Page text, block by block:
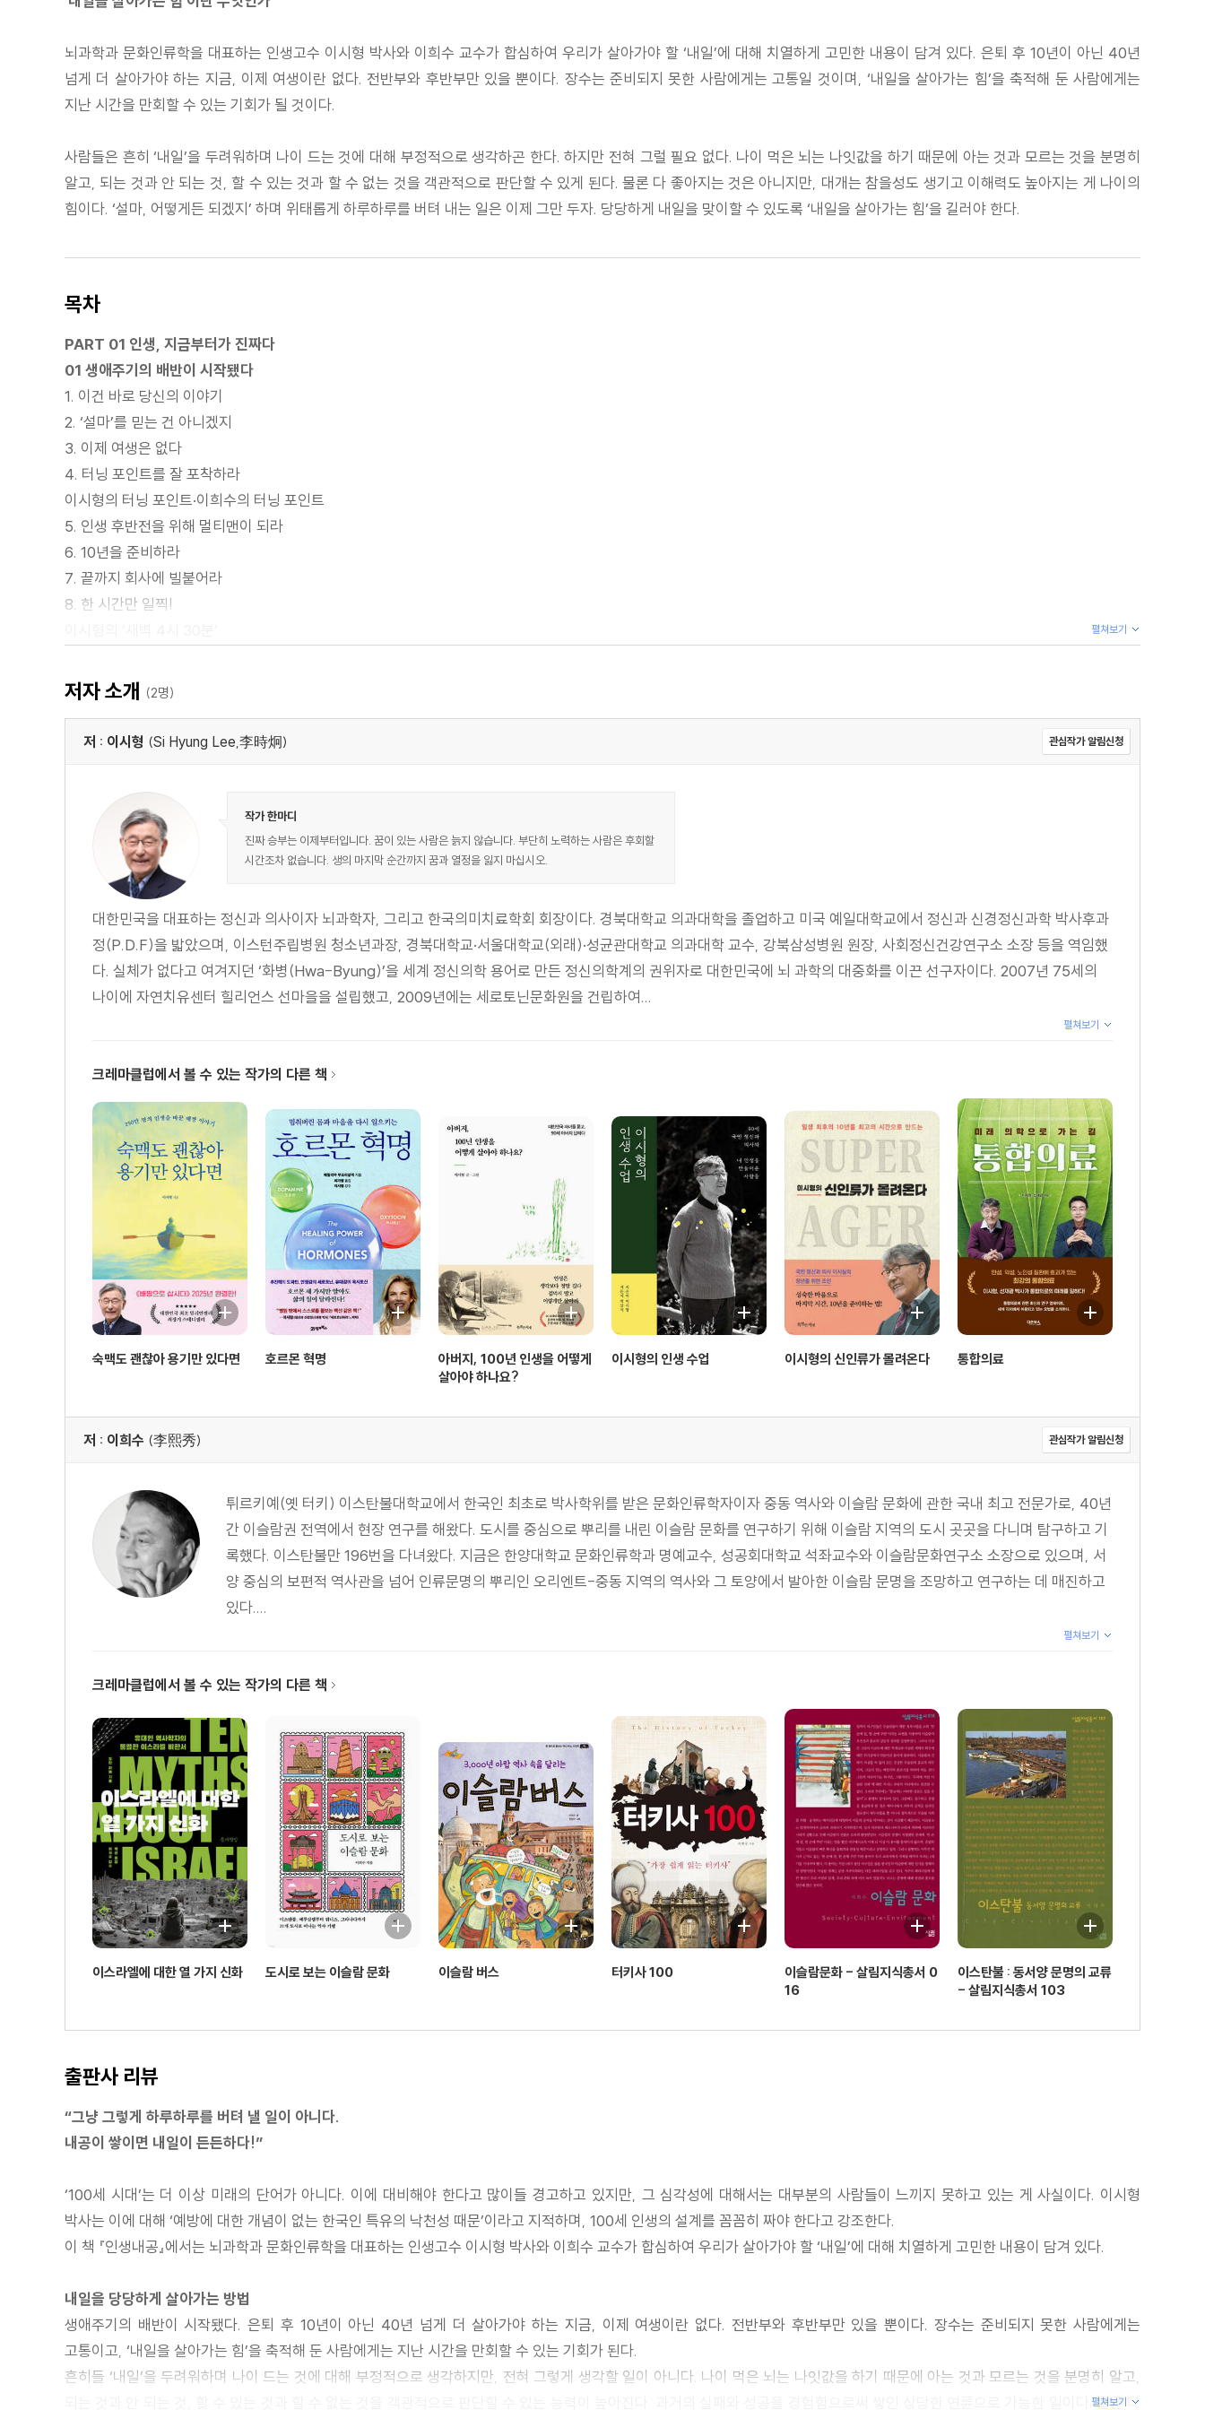
뇌과학과 문화인류학을 대표하는 인생고수 이시형 박사와 이희수 교수가 합심하여 우리가 살아가야 할 ‘내일’에 대해 치열하게 고민한 내용이 담겨 있다. 은퇴 후 10년이 아닌 40년
넘게 더 살아가야 하는 지금, 이제 여생이란 없다. 전반부와 후반부만 있을 뿐이다. 장수는 준비되지 못한 사람에게는 고통일 것이며, ‘내일을 살아가는 힘’을 축적해 둔 사람에게는
지난 시간을 만회할 수 있는 기회가 될 것이다.
사람들은 흔히 ‘내일’을 두려워하며 나이 드는 것에 대해 부정적으로 생각하곤 한다. 하지만 전혀 그럴 필요 없다. 나이 먹은 뇌는 나잇값을 하기 때문에 아는 것과 모르는 것을 분명히
알고, 되는 것과 안 되는 것, 할 수 있는 것과 할 수 없는 것을 객관적으로 판단할 수 있게 된다. 물론 다 좋아지는 것은 아니지만, 대개는 참을성도 생기고 이해력도 높아지는 게 나이의
힘이다. ‘설마, 어떻게든 되겠지’ 하며 위태롭게 하루하루를 버텨 내는 일은 이제 그만 두자. 당당하게 내일을 맞이할 수 있도록 ‘내일을 살아가는 힘’을 길러야 한다.
목차
PART 01 인생, 지금부터가 진짜다
01 생애주기의 배반이 시작됐다
1. 이건 바로 당신의 이야기
2. ‘설마’를 믿는 건 아니겠지
3. 이제 여생은 없다
4. 터닝 포인트를 잘 포착하라
이시형의 터닝 포인트·이희수의 터닝 포인트
5. 인생 후반전을 위해 멀티맨이 되라
6. 10년을 준비하라
7. 끝까지 회사에 빌붙어라
8. 한 시간만 일찍!
1. 새롭게 부상하는 YO세대
3. 나이가 들수록 더 강해진다니
6. 실속 없는 체면은 이제 그만
7. 마음의 눈(心眼)을 떠라
8. 모라토리엄 세대를 다시 본다
03 착륙이 아니라 이륙이다
1. 행복은 지금 이 순간에 있다
2. 은퇴파티에 초대합니다
3. 내 삶에 대한 예의
4. 인생을 다시 시작하기에 늦은 때는 없다
7. 있는 그대로 당당히 맞서라
8. 여한이 있어야 가슴이 뛴다
이시형의 버킷리스트·이희수의 버킷리스트
04 평생 나를 지키는 인생공식
1. 그 나이가 되기 전에는 알 수 없는 것들
2. 지금 이 순간은 단 한 번뿐
3. 늙은 피를 수혈하라
4. 가슴이 뛰고 있는 한 나이는 없다
5. 봄바람에 흔들려도 좋은 나이다
6. 답은 하나가 아니다
7. 끝이 좋으면 다 좋다
PART 02 내일을 살아가는 힘, 세로토닌적 삶
2. 힘들 때도 있는 게 인생이다
4. 우리는 행복해질 수 없는 운명인가?
02 세로토닌적 삶이 해답이다
1. 마음의 3원색(三原色)
2. 인간의 본성과 세로토닌
3. 이스터 섬의 경고
4. 엔도르핀과 세로토닌의 정반합, 5천 년 세계사
7. 자본주의의 꽃, 미국의 선택
8. 자연과 함께 산다
9. 현대적 선비정신의 부활
세로토닌적 삶의 제안
03 비우고 채우고 나누어라
1. ‘빨리빨리’의 저력
2. 이젠 ‘우리’를 넓혀 가야 할 때
3. 옷은 한 번에 한 벌밖에 못 입는다
4. 나이가 들수록 새롭게 배워야 한다
5. 돈은 머리로 벌고, 가슴으로 쓴다
7. 세상에 무언가를 남겨야 한다면…
1. 독서, 이보다 더 좋은 힐링은 없다
2. 책, 어떻게 읽을까?
이시형의 독서 편력·이희수의 독서 편력
3. 사색하기 위하여 쓴다
5. 헤밍웨이처럼 써라
6. 말 한마디로 마음을 두드린다
7. 첫마디가 모든 것을 결정한다
말하기의 뇌과학
펼쳐보기
저자 소개 (2명)
저 : 이시형 (Si Hyung Lee,李時炯) 관심작가 알림신청
작가 한마디
진짜 승부는 이제부터입니다. 꿈이 있는 사람은 늙지 않습니다. 부단히 노력하는 사람은 후회할
시간조차 없습니다. 생의 마지막 순간까지 꿈과 열정을 잃지 마십시오.
대한민국을 대표하는 정신과 의사이자 뇌과학자, 그리고 한국의미치료학회 회장이다. 경북대학교 의과대학을 졸업하고 미국 예일대학교에서 정신과 신경정신과학 박사후과
정(P.D.F)을 밟았으며, 이스턴주립병원 청소년과장, 경북대학교·서울대학교(외래)·성균관대학교 의과대학 교수, 강북삼성병원 원장, 사회정신건강연구소 소장 등을 역임했
다. 실체가 없다고 여겨지던 ‘화병(Hwa-Byung)’을 세계 정신의학 용어로 만든 정신의학계의 권위자로 대한민국에 뇌 과학의 대중화를 이끈 선구자이다. 2007년 75세의
나이에 자연치유센터 힐리언스 선마을을 설립했고, 2009년에는 세로토닌문화원을 건립하여...
펼쳐보기
크레마클럽에서 볼 수 있는 작가의 다른 책
숙맥도 괜찮아 용기만 있다면 호르몬 혁명
아버지, 100년 인생을 어떻게
살아야 하나요?
이시형의 인생 수업 이시형의 신인류가 몰려온다 통합의료
저 : 이희수 (李熙秀) 관심작가 알림신청
튀르키예(옛 터키) 이스탄불대학교에서 한국인 최초로 박사학위를 받은 문화인류학자이자 중동 역사와 이슬람 문화에 관한 국내 최고 전문가로, 40년
간 이슬람권 전역에서 현장 연구를 해왔다. 도시를 중심으로 뿌리를 내린 이슬람 문화를 연구하기 위해 이슬람 지역의 도시 곳곳을 다니며 탐구하고 기
록했다. 이스탄불만 196번을 다녀왔다. 지금은 한양대학교 문화인류학과 명예교수, 성공회대학교 석좌교수와 이슬람문화연구소 소장으로 있으며, 서
양 중심의 보편적 역사관을 넘어 인류문명의 뿌리인 오리엔트-중동 지역의 역사와 그 토양에서 발아한 이슬람 문명을 조망하고 연구하는 데 매진하고
있다....
펼쳐보기
크레마클럽에서 볼 수 있는 작가의 다른 책
이스라엘에 대한 열 가지 신화 도시로 보는 이슬람 문화 이슬람 버스 터키사 100
이슬람문화 - 살림지식총서 0
16
이스탄불 : 동서양 문명의 교류
- 살림지식총서 103
출판사 리뷰
“그냥 그렇게 하루하루를 버텨 낼 일이 아니다.
내공이 쌓이면 내일이 든든하다!”
‘100세 시대’는 더 이상 미래의 단어가 아니다. 이에 대비해야 한다고 많이들 경고하고 있지만, 그 심각성에 대해서는 대부분의 사람들이 느끼지 못하고 있는 게 사실이다. 이시형
박사는 이에 대해 ‘예방에 대한 개념이 없는 한국인 특유의 낙천성 때문’이라고 지적하며, 100세 인생의 설계를 꼼꼼히 짜야 한다고 강조한다.
이 책 『인생내공』에서는 뇌과학과 문화인류학을 대표하는 인생고수 이시형 박사와 이희수 교수가 합심하여 우리가 살아가야 할 ‘내일’에 대해 치열하게 고민한 내용이 담겨 있다.
내일을 당당하게 살아가는 방법
생애주기의 배반이 시작됐다. 은퇴 후 10년이 아닌 40년 넘게 더 살아가야 하는 지금, 이제 여생이란 없다. 전반부와 후반부만 있을 뿐이다. 장수는 준비되지 못한 사람에게는
고통이고, ‘내일을 살아가는 힘’을 축적해 둔 사람에게는 지난 시간을 만회할 수 있는 기회가 된다.
흔히들 ‘내일’을 두려워하며 나이 드는 것에 대해 부정적으로 생각하지만, 전혀 그렇게 생각할 일이 아니다. 나이 먹은 뇌는 나잇값을 하기 때문에 아는 것과 모르는 것을 분명히 알고,
되는 것과 안 되는 것, 할 수 있는 것과 할 수 없는 것을 객관적으로 판단할 수 있는 능력이 높아진다. 과거의 실패와 성공을 경험함으로써 쌓인 상당한 연륜으로 가능한 일이다. 물론 다
펼쳐보기